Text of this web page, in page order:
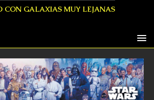
CON GALAXIAS MUY LEJANAS